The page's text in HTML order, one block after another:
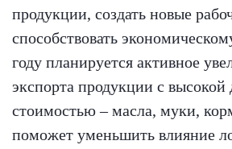
продукции, создать новые
способствовать
году планируется активное
экспорта продукции с высокой
стоимостью – масла, муки,
поможет уменьшить влияние